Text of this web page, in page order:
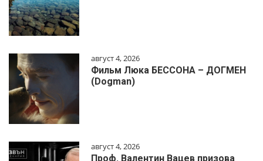
август 4, 2026
Фильм Люка БЕССОНА – ДОГМЕН
(Dogman)
август 4, 2026
Проф. Валентин Вацев призова